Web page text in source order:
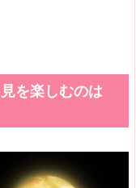
を楽しむのは